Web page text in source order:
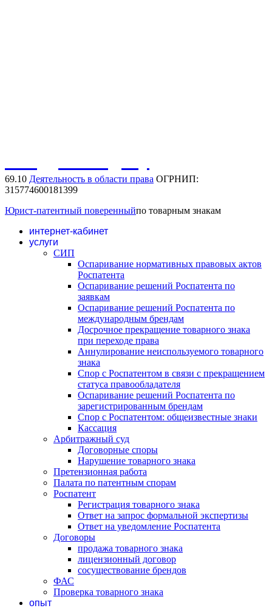
69.10 Деятельность в области права ОГРНИП:
315774600181399
Юрист-патентный поверенныйпо товарным знакам
интернет-кабинет
услуги
СИП
Оспаривание нормативных правовых актов
Роспатента
Оспаривание решений Роспатента по
заявкам
Оспаривание решений Роспатента по
международным брендам
Досрочное прекращение товарного знака
при переходе права
Аннулирование неиспользуемого товарного
знака
Спор с Роспатентом в связи с прекращением
статуса правообладателя
Оспаривание решений Роспатента по
зарегистрированным брендам
Спор с Роспатентом: общеизвестные знаки
Кассация
Арбитражный суд
Договорные споры
Нарушение товарного знака
Претензионная работа
Палата по патентным спорам
Роспатент
Регистрация товарного знака
Ответ на запрос формальной экспертизы
Ответ на уведомление Роспатента
Договоры
продажа товарного знака
лицензионный договор
сосуществование брендов
ФАС
Проверка товарного знака
опыт